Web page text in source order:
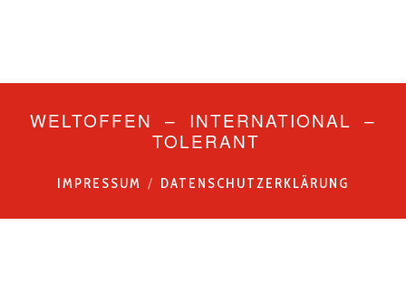
WELTOFFEN – INTERNATIONAL –
TOLERANT
IMPRESSUM DATENSCHUTZERKLÄRUNG